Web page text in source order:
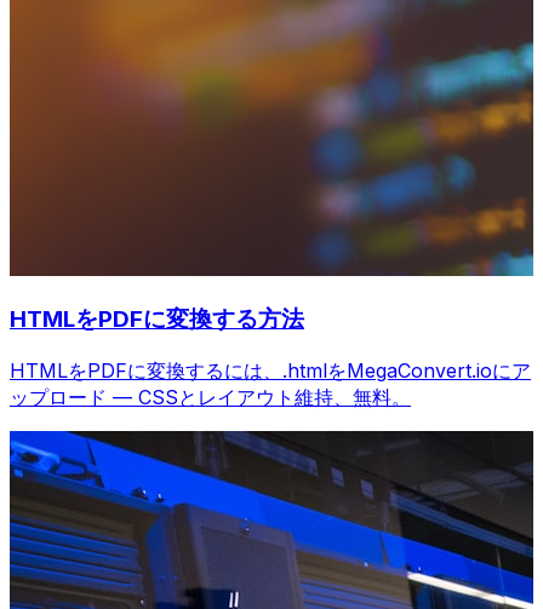
HTMLをPDFに変換する方法
HTMLをPDFに変換するには、.htmlをMegaConvert.ioにア
ップロード — CSSとレイアウト維持、無料。